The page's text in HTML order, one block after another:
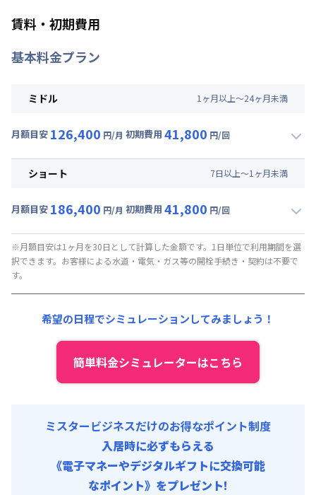
賃料・初期費用
基本料金プラン
ミドル 1 ヶ月以上～24ヶ月未満
月額目安 126,400 円/月 初期費用 41,800 円/回
月額賃料目安(30日利用)
光熱費他 : 24,000円/月 (税抜)
その他費用 :
火災保険料: 1,000円/月
初期費用
寝具セット : 8,000円/回 (税抜)
ショート 7日以上～1 ヶ月未満
月額目安 186,400 円/月 初期費用 41,800 円/回
月額賃料目安(30日利用)
賃料 : 159,000円/月 (5,300円/日)
光熱費他 :
その他費用 :
火災保険料: 1,000円/月
事務手数料 : 15,000円/回 (税抜)
※月額目安は1ヶ月を30日として計算した金額です。1日単位で利用期間を選
択できます。お客様による水道・電気・ガス等の開栓手続き・契約は不要で
す。
希望の日程でシミュレーションしてみましょう！
簡単料金シミュレーターはこちら
ミスタービジネスだけのお得なポイント制度
入居時に必ずもらえる
《電子マネーやデジタルギフトに交換可能
なポイント》をプレゼント!